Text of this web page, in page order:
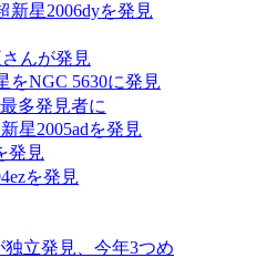
新星2006dyを発見
んが発見
をNGC 5630に発見
多発見者に
星2005adを発見
発見
を発見
立発見、今年3つめ